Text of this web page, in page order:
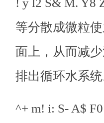
! y l2 S& M. Y8
等分散成微粒
面上，从而减
排出循环水系
^+ m! i: S- A$